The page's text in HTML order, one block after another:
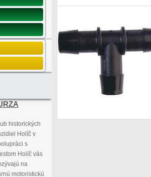
historických
Holíč v
s
Holíč vás
na
motoristickú